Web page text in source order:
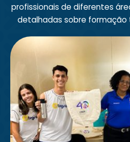
profissionais de diferentes
detalhadas sobre formação